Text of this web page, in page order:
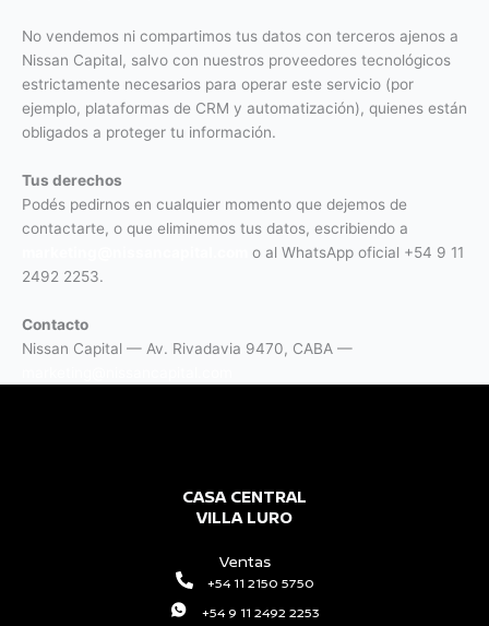
No vendemos ni compartimos tus datos con terceros ajenos a
Nissan Capital, salvo con nuestros proveedores tecnológicos
estrictamente necesarios para operar este servicio (por
ejemplo, plataformas de CRM y automatización), quienes están
obligados a proteger tu información.
Tus derechos
Podés pedirnos en cualquier momento que dejemos de
contactarte, o que eliminemos tus datos, escribiendo a
o al WhatsApp oficial +54 9 11
2492 2253.
Contacto
Nissan Capital — Av. Rivadavia 9470, CABA —
CASA CENTRAL
VILLA LURO
Ventas
+54 11 2150 5750
+54 9 11 2492 2253